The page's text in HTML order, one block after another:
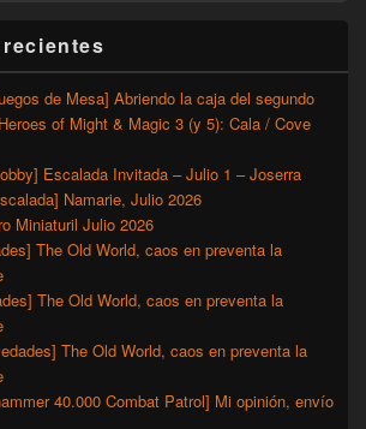
de Mesa] Abriendo la caja del segundo
of Might & Magic 3 (y 5): Cala / Cove
Escalada Invitada – Julio 1 – Joserra
Namarie, Julio 2026
Miniaturil Julio 2026
The Old World, caos en preventa la
The Old World, caos en preventa la
The Old World, caos en preventa la
40.000 Combat Patrol] Mi opinión, envío